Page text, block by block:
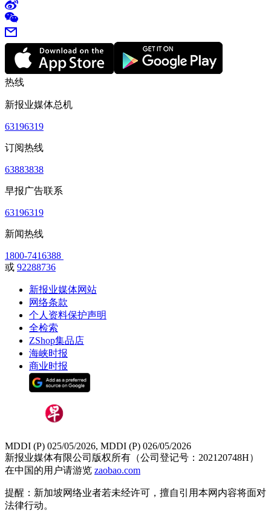
热线
新报业媒体总机
63196319
订阅热线
63883838
早报广告联系
63196319
新闻热线
1800-7416388
或 92288736
新报业媒体网站
网络条款
个人资料保护声明
全检索
ZShop集品店
海峡时报
商业时报
MDDI (P) 025/05/2026, MDDI (P) 026/05/2026
新报业媒体有限公司版权所有（公司登记号：202120748H）
在中国的用户请游览 zaobao.com
提醒：新加坡网络业者若未经许可，擅自引用本网内容将面对
法律行动。